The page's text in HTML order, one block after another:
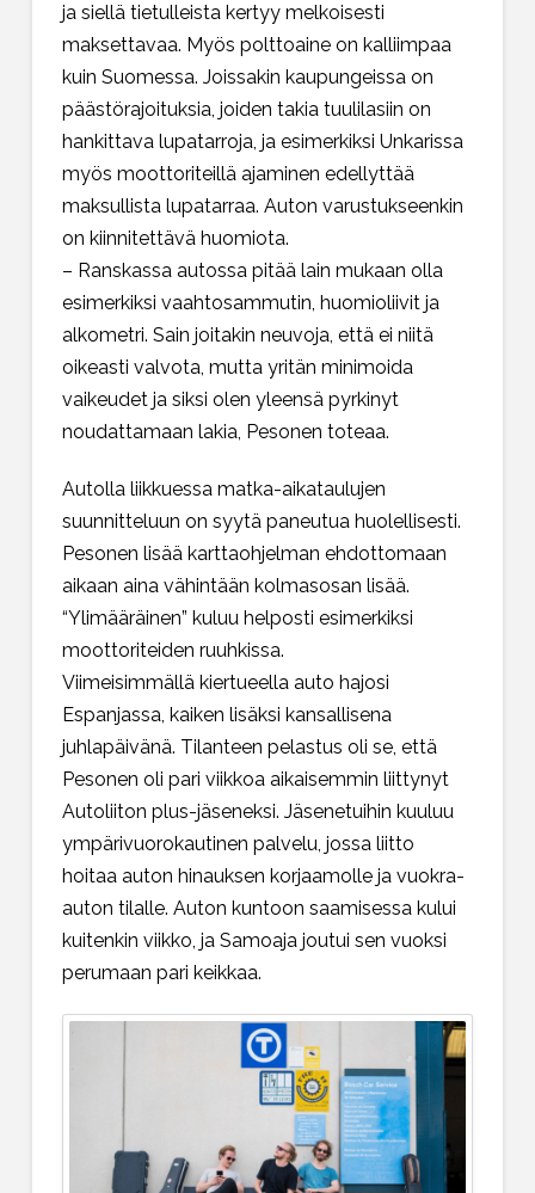
ja siellä tietulleista kertyy melkoisesti
maksettavaa. Myös polttoaine on kalliimpaa
kuin Suomessa. Joissakin kaupungeissa on
päästörajoituksia, joiden takia tuulilasiin on
hankittava lupatarroja, ja esimerkiksi Unkarissa
myös moottoriteillä ajaminen edellyttää
maksullista lupatarraa. Auton varustukseenkin
on kiinnitettävä huomiota.
– Ranskassa autossa pitää lain mukaan olla
esimerkiksi vaahtosammutin, huomioliivit ja
alkometri. Sain joitakin neuvoja, että ei niitä
oikeasti valvota, mutta yritän minimoida
vaikeudet ja siksi olen yleensä pyrkinyt
noudattamaan lakia, Pesonen toteaa.
Autolla liikkuessa matka-aikataulujen
suunnitteluun on syytä paneutua huolellisesti.
Pesonen lisää karttaohjelman ehdottomaan
aikaan aina vähintään kolmasosan lisää.
“Ylimääräinen” kuluu helposti esimerkiksi
moottoriteiden ruuhkissa.
Viimeisimmällä kiertueella auto hajosi
Espanjassa, kaiken lisäksi kansallisena
juhlapäivänä. Tilanteen pelastus oli se, että
Pesonen oli pari viikkoa aikaisemmin liittynyt
Autoliiton plus-jäseneksi. Jäsenetuihin kuuluu
ympärivuorokautinen palvelu, jossa liitto
hoitaa auton hinauksen korjaamolle ja vuokra-
auton tilalle. Auton kuntoon saamisessa kului
kuitenkin viikko, ja Samoaja joutui sen vuoksi
perumaan pari keikkaa.